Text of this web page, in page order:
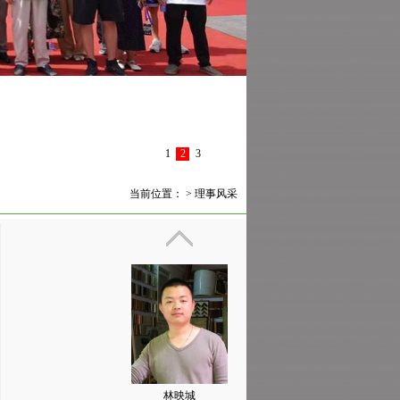
1 2 3
当前位置： > 理事风采
林映城